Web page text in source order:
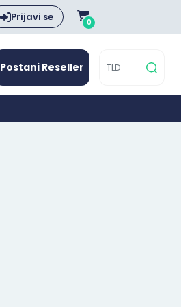
Prijavi se 0
Postani Reseller